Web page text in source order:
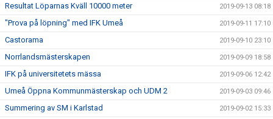
Resultat Löparnas Kväll 10000 meter 2019-09-13 08:18
"Prova på löpning" med IFK Umeå 2019-09-11 17:10
Castorama 2019-09-10 23:10
Norrlandsmästerskapen 2019-09-09 18:58
IFK på universitetets mässa 2019-09-06 12:42
Umeå Öppna Kommunmästerskap och UDM 2 2019-09-03 09:46
Summering av SM i Karlstad 2019-09-02 15:33